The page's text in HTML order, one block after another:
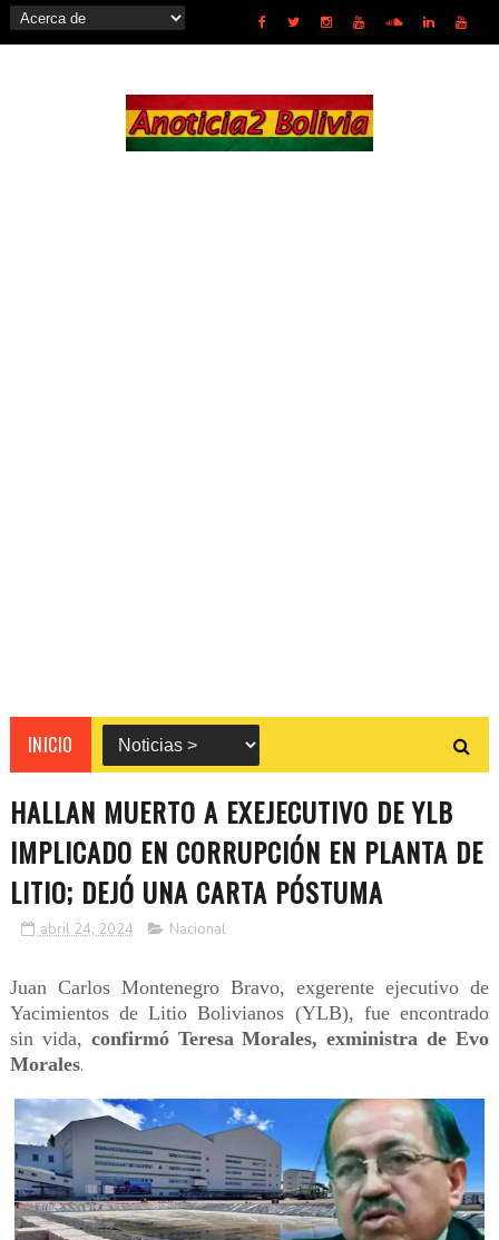
INICIO
HALLAN MUERTO A EXEJECUTIVO DE YLB
IMPLICADO EN CORRUPCIÓN EN PLANTA DE
LITIO; DEJÓ UNA CARTA PÓSTUMA
abril 24, 2024 Nacional
Juan Carlos Montenegro Bravo, exgerente ejecutivo de
Yacimientos de Litio Bolivianos (YLB), fue encontrado
sin vida, confirmó Teresa Morales, exministra de Evo
Morales.